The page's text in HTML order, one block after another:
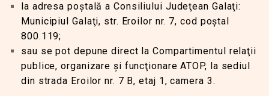
la adresa poştală a Consiliului Judeţean Galaţi:
Municipiul Galaţi, str. Eroilor nr. 7, cod poştal
800.119;
sau se pot depune direct la Compartimentul relaţii
publice, organizare şi funcţionare ATOP, la sediul
din strada Eroilor nr. 7 B, etaj 1, camera 3.